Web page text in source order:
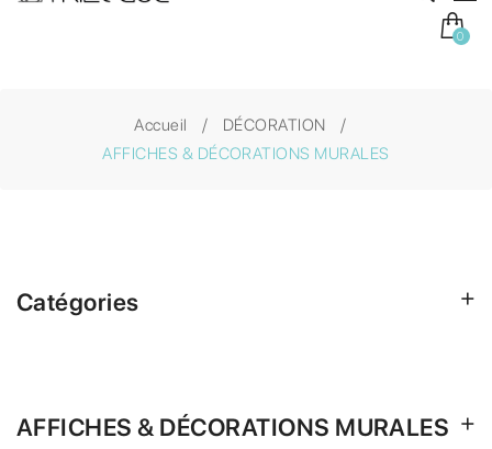
0
Accueil
DÉCORATION
AFFICHES & DÉCORATIONS MURALES
Catégories
AFFICHES & DÉCORATIONS MURALES